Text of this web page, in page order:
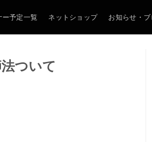
ー予定一覧 ネットショップ お知らせ・
ついて